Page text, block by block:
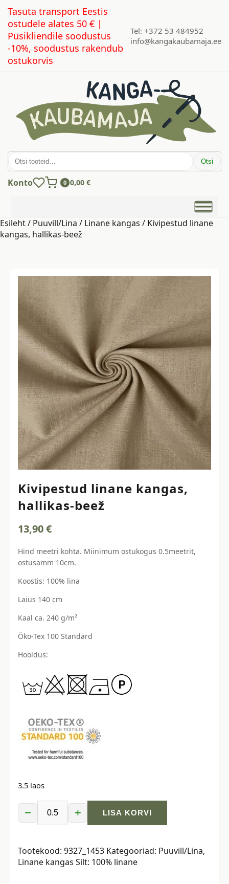
Tasuta transport Eestis
ostudele alates 50 € |
Püsikliendile soodustus
-10%, soodustus rakendub
ostukorvis
Tel: +372 53 484952
info@kangakaubamaja.ee
Otsi: Otsi
Konto 0 0,00 €
Esileht/ Puuvill/Lina / Linane kangas / Kivipestud linane
kangas, hallikas-beež
Kivipestud linane kangas,
hallikas-beež
13,90€
Hind meetri kohta. Miinimum ostukogus 0.5meetrit,
ostusamm 10cm.
Koostis: 100% lina
Laius 140 cm
Kaal ca. 240 g/m²
Öko-Tex 100 Standard
Hooldus:
3.5 laos
−
Kivipestud
linane
hallikas-
beež
+ LISA KORVI
Tootekood: 9327_1453 Kategooriad: Puuvill/Lina,
Linane kangas Silt: 100% linane